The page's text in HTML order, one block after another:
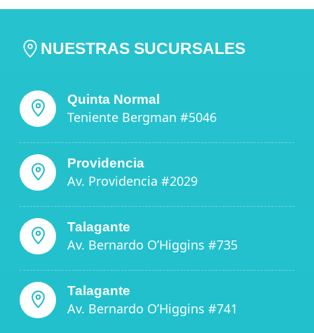
NUESTRAS SUCURSALES
Quinta Normal
Teniente Bergman #5046
Providencia
Av. Providencia #2029
Talagante
Av. Bernardo O’Higgins #735
Talagante
Av. Bernardo O’Higgins #741